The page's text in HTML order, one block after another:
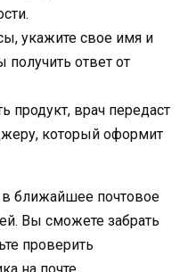
укажите свое имя и
получить ответ от
продукт, врач передаст
который оформит
​​в ближайшее почтовое
Вы сможете забрать
проверить